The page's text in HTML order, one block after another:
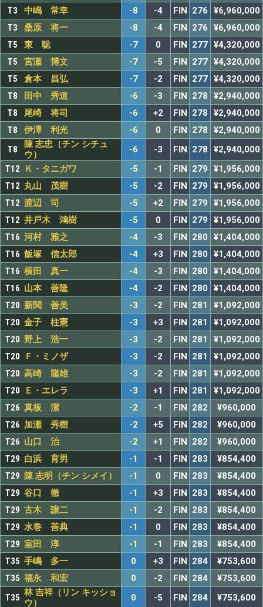
T3
中嶋 常幸 -8 -4 FIN 276
¥6,960,000
T3
桑原 将一 -8 -4 FIN 276
¥6,960,000
T5
東 聡 -7 0 FIN 277 ¥4,320,000
T5
宮瀬 博文 -7 -5 FIN 277 ¥4,320,000
T5
倉本 昌弘 -7 -2 FIN 277 ¥4,320,000
T8
田中 秀道 -6 -3 FIN 278
¥2,940,000
T8
尾崎 将司 -6 +2 FIN 278
¥2,940,000
T8
伊澤 利光 -6 0 FIN 278
¥2,940,000
T8
陳 志忠（チン シチュ
ウ）
-6 -3 FIN 278
¥2,940,000
T12
Ｋ・タニガワ -5 -1 FIN 279
¥1,956,000
T12 丸山 茂樹 -5 -2 FIN 279
¥1,956,000
T12 渡辺 司 -5 +2 FIN 279
¥1,956,000
T12 井戸木 鴻樹 -5 0 FIN 279
¥1,956,000
T16 河村 雅之 -4 -3 FIN 280
¥1,404,000
T16 飯塚 信太郎 -4 +3 FIN 280
¥1,404,000
T16 横田 真一 -4 -3 FIN 280
¥1,404,000
T16 山本 善隆 -4 -2 FIN 280
¥1,404,000
T20 新関 善美 -3 -2 FIN 281
¥1,092,000
T20 金子 柱憲 -3 +3 FIN 281
¥1,092,000
T20 野上 浩一 -3 -2 FIN 281
¥1,092,000
T20
Ｆ・ミノザ -3 -2 FIN 281
¥1,092,000
T20 高崎 龍雄 -3 -2 FIN 281
¥1,092,000
T20
Ｅ・エレラ -3 +1 FIN 281
¥1,092,000
T26 真板 潔 -2 -1 FIN 282
¥960,000
T26 加瀬 秀樹 -2 +5 FIN 282
¥960,000
T26 山口 治 -2 +1 FIN 282
¥960,000
T29 白浜 育男 -1 -1 FIN 283
¥854,400
T29 陳 志明（チン シメイ） -1 0 FIN 283
¥854,400
T29 谷口 徹 -1 +3 FIN 283
¥854,400
T29 古木 譲二 -1 -2 FIN 283
¥854,400
T29 水巻 善典 -1 0 FIN 283
¥854,400
T29 室田 淳 -1 -1 FIN 283
¥854,400
T35 手嶋 多一 0 +3 FIN 284
¥753,600
T35 福永 和宏 0 -2 FIN 284
¥753,600
T35 林 吉祥（リン キッショ
ウ）
0 -5 FIN 284 ¥753,600